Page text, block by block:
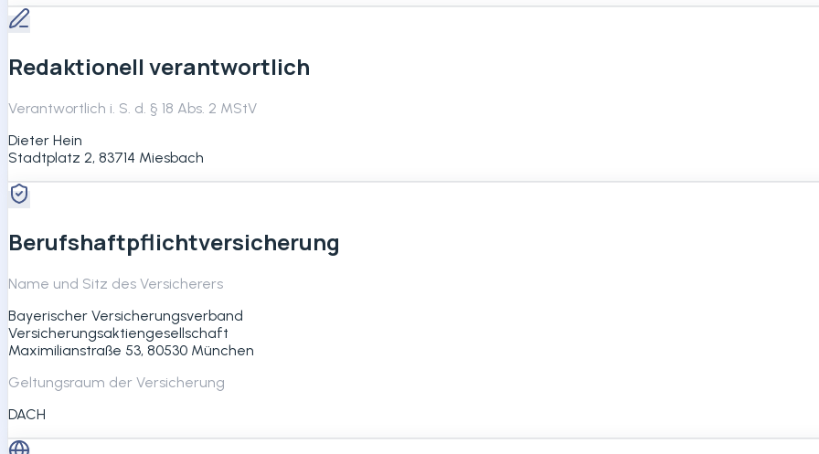
Redaktionell verantwortlich
Verantwortlich i. S. d. § 18 Abs. 2 MStV
Dieter Hein
Stadtplatz 2, 83714 Miesbach
Berufshaftpflichtversicherung
Name und Sitz des Versicherers
Bayerischer Versicherungsverband
Versicherungsaktiengesellschaft
Maximilianstraße 53, 80530 München
Geltungsraum der Versicherung
DACH